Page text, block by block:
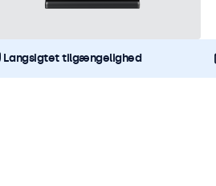
Langsigtet tilgængelighed